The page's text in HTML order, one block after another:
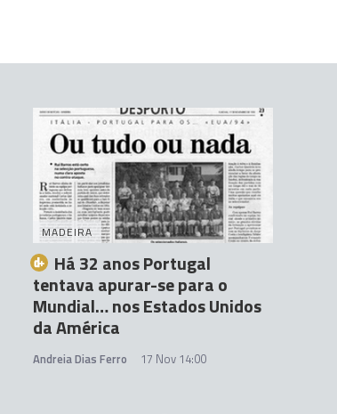
MADEIRA
Há 32 anos Portugal
tentava apurar-se para o
Mundial… nos Estados Unidos
da América
Andreia Dias Ferro 17 Nov 14:00